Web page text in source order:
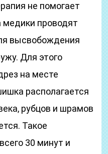
не помогает
медики проводят
высвобождения
Для этого
на месте
располагается
рубцов и шрамов
Такое
30 минут и